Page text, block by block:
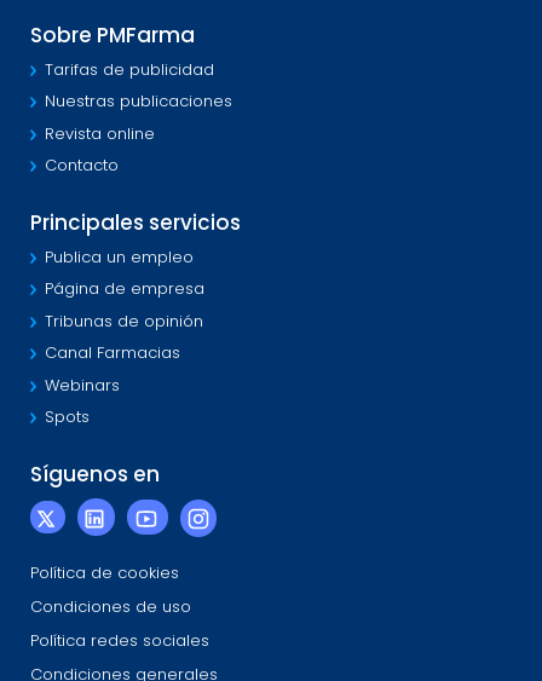
Sobre PMFarma
Tarifas de publicidad
Nuestras publicaciones
Revista online
Contacto
Principales servicios
Publica un empleo
Página de empresa
Tribunas de opinión
Canal Farmacias
Webinars
Spots
Síguenos en
Política de cookies
Condiciones de uso
Política redes sociales
Condiciones generales